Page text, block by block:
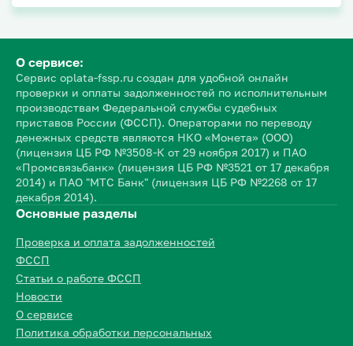
О сервисе:
Сервис oplata-fssp.ru создан для удобной онлайн
проверки и оплаты задолженностей по исполнительным
производствам Федеральной службы судебных
приставов России (ФССП). Операторами по переводу
денежных средств являются НКО «Монета» (ООО)
(лицензия ЦБ РФ №3508-К от 29 ноября 2017) и ПАО
«Промсвязьбанк» (лицензия ЦБ РФ №3521 от 17 декабря
2014) и ПАО "МТС Банк" (лицензия ЦБ РФ №2268 от 17
декабря 2014).
Основные разделы
Проверка и оплата задолженностей
ФССП
Статьи о работе ФССП
Новости
О сервисе
Политика обработки персональных